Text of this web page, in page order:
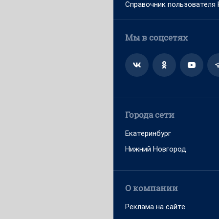
Справочник пользователя
Мы в соцсетях
Города сети
Екатеринбург
Нижний Новгород
О компании
Реклама на сайте